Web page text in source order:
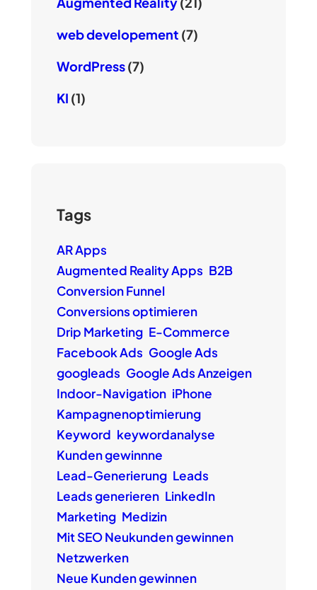
web developement (7)
WordPress(7)
KI (1)
Tags
AR Apps
Augmented Reality Apps B2B
Conversion Funnel
Conversions optimieren
Drip Marketing E-Commerce
Facebook Ads Google Ads
googleads Google Ads Anzeigen
Indoor-Navigation iPhone
Kampagnenoptimierung
Keyword keywordanalyse
Kunden gewinnne
Lead-Generierung Leads
Leads generieren LinkedIn
Marketing Medizin
Mit SEO Neukunden gewinnen
Netzwerken
Neue Kunden gewinnen